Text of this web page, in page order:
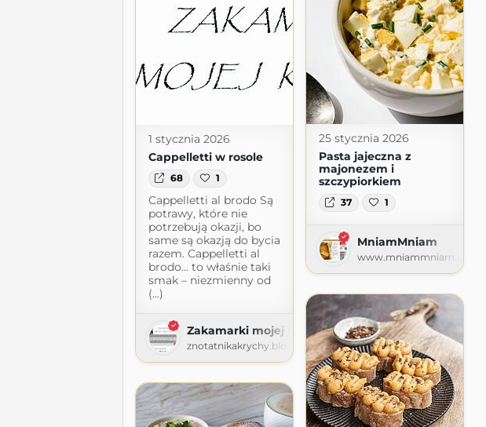
25 stycznia 2026
Pasta jajeczna z
majonezem i
szczypiorkiem
37 1
MniamMniam
www.mniammniam.com
1 stycznia 2026
Cappelletti w rosole
68 1
Cappelletti al brodo Są
potrawy, które nie
potrzebują okazji, bo
same są okazją do bycia
razem. Cappelletti al
brodo... to właśnie taki
smak – niezmienny od
(...)
Zakamarki mojej kuchni
znotatnikakrychy.blogspot.com